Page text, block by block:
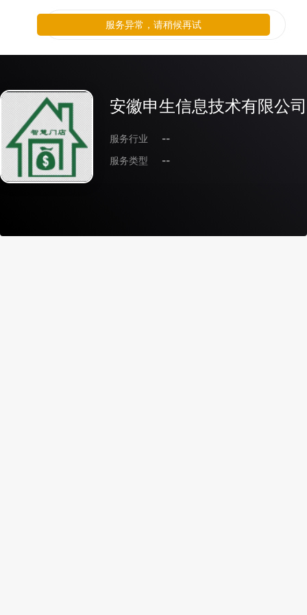
安徽申生信息技术有限公司
服务行业
--
服务类型
--
服务异常，请稍候再试